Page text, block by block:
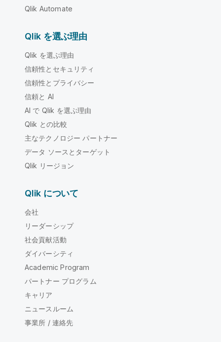
Qlik Automate
Qlik を選ぶ理由
Qlik を選ぶ理由
信頼性とセキュリティ
信頼性とプライバシー
信頼と AI
AI で Qlik を選ぶ理由
Qlik との比較
主なテクノロジー パートナー
データ ソースとターゲット
Qlik リージョン
Qlik について
会社
リーダーシップ
社会貢献活動
ダイバーシティ
Academic Program
パートナー プログラム
キャリア
ニュースルーム
事業所 / 連絡先